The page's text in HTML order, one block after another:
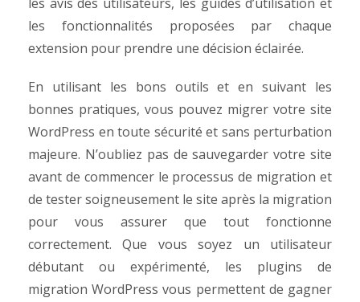
les fonctionnalités proposées par chaque
extension pour prendre une décision éclairée.
En utilisant les bons outils et en suivant les
bonnes pratiques, vous pouvez migrer votre site
WordPress en toute sécurité et sans perturbation
majeure. N’oubliez pas de sauvegarder votre site
avant de commencer le processus de migration et
de tester soigneusement le site après la migration
pour vous assurer que tout fonctionne
correctement.Que vous soyez un utilisateur
débutant ou expérimenté, les plugins de
migration WordPress vous permettent de gagner